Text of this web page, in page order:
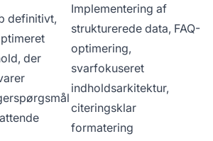
definitivt,
der
Implementering af
strukturerede data, FAQ-
optimering,
svarfokuseret
indholdsarkitektur,
citeringsklar
formatering